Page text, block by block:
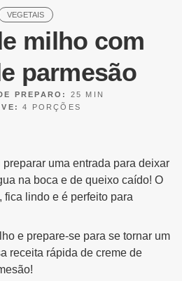
VEGETAIS
milho com
parmesão
PREPARO: 25 MIN
4 PORÇÕES
uma entrada para deixar
na boca e de queixo caído! O
fica lindo e é perfeito para
e prepare-se para se tornar um
receita rápida de creme de